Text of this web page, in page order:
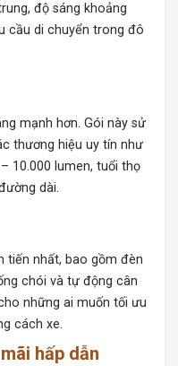
độ sáng khoảng
cầu di chuyển trong đô
mạnh hơn. Gói này sử
thương hiệu uy tín như
10.000 lumen, tuổi thọ
dài.
tiến nhất, bao gồm đèn
chói và tự động cân
những ai muốn tối ưu
cách xe.
hấp dẫn